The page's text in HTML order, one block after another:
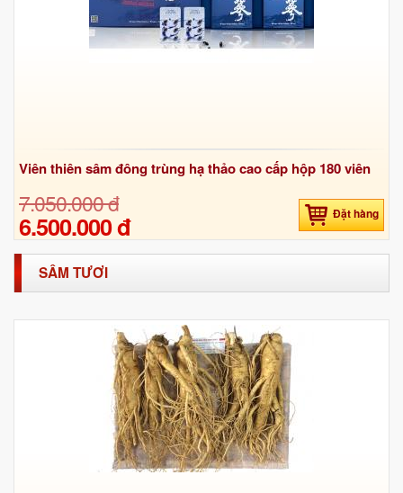
Viên thiên sâm đông trùng hạ thảo cao cấp hộp 180 viên
7.050.000 đ
6.500.000 đ Đặt hàng
SÂM TƯƠI